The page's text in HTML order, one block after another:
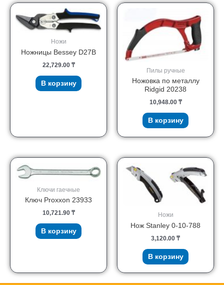
Ножи
Ножницы Bessey D27B
22,729.00 ₸
В корзину
Пилы ручные
Ножовка по металлу
Ridgid 20238
10,948.00 ₸
В корзину
Ключи гаечные
Ключ Proxxon 23933
10,721.90 ₸
В корзину
Ножи
Нож Stanley 0-10-788
3,120.00 ₸
В корзину